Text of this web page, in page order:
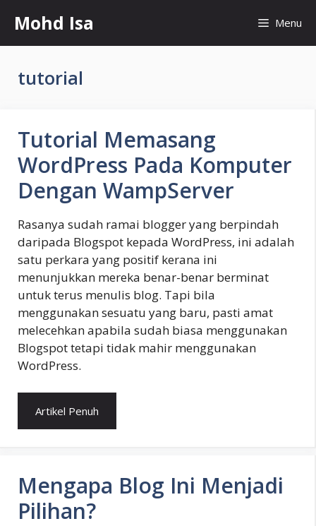
content
Mohd Isa Menu
tutorial
Tutorial Memasang
WordPress Pada Komputer
Dengan WampServer
Rasanya sudah ramai blogger yang berpindah
daripada Blogspot kepada WordPress, ini adalah
satu perkara yang positif kerana ini
menunjukkan mereka benar-benar berminat
untuk terus menulis blog. Tapi bila
menggunakan sesuatu yang baru, pasti amat
melecehkan apabila sudah biasa menggunakan
Blogspot tetapi tidak mahir menggunakan
WordPress.
Artikel Penuh
Mengapa Blog Ini Menjadi
Pilihan?